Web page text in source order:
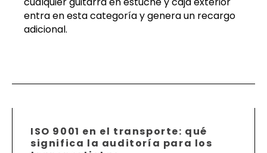
entra en esta categoría y genera un recargo
adicional.
ISO 9001 en el transporte: qué
significa la auditoría para los